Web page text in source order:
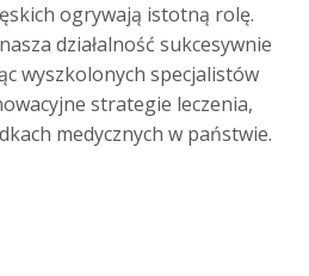
ogrywają istotną rolę.
działalność sukcesywnie
wyszkolonych specjalistów
strategie leczenia,
medycznych w państwie.